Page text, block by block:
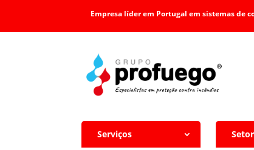
Empresa líder em Portugal em sistemas de
Serviços